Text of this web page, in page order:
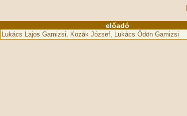
előadó
Lukács Lajos Gamizsi, Kozák József, Lukács Ödön Gamizsi